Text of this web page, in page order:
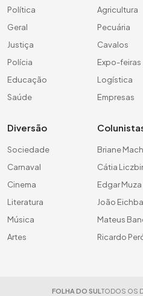
Política
Geral
Justiça
Polícia
Educação
Saúde
Agricultura
Pecuária
Cavalos
Expo-feiras
Logística
Empresas
Diversão
Sociedade
Carnaval
Cinema
Literatura
Música
Artes
Briane
Cátia
Edgar Muza
João
Mateus
Ricardo
FOLHA DO SUL TODOS OS